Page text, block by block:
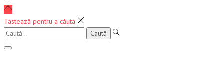
Tastează pentru a căuta
Caută: